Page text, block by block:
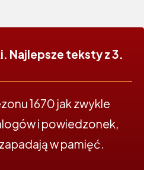
Najlepsze teksty z 3.
1670 jak zwykle
i powiedzonek,
w pamięć.